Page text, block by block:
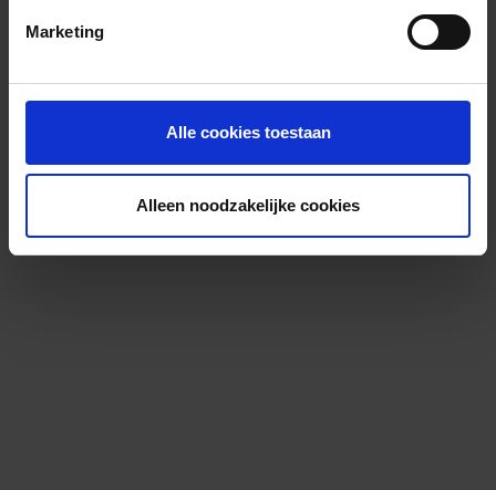
Marketing
Alle cookies toestaan
Alleen noodzakelijke cookies